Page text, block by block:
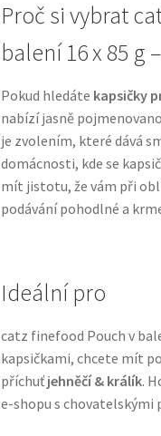
Proč si vybrat
balení 16 x 85 g
Pokud hledáte kapsičky
nabízí jasně
je zvolením, které dává
domácnosti, kde se
mít jistotu, že vám při
podávání pohodlné a
Ideální pro
catz finefood Pouch v
kapsičkami, chcete mít
příchuť jehněčí & králík.
e-shopu s chovatelskými